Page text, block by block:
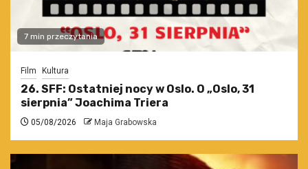
7 min przeczytania
Film Kultura
26. SFF: Ostatniej nocy w Oslo. O „Oslo, 31
sierpnia” Joachima Triera
05/08/2026 Maja Grabowska